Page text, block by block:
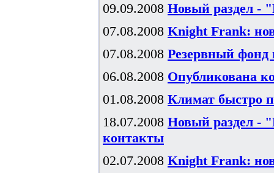
09.09.2008 Новый раздел -
07.08.2008 Knight Frank:
07.08.2008 Резервный фонд
06.08.2008 Опубликована
01.08.2008 Климат быстро
18.07.2008 Новый раздел -
контакты
02.07.2008 Knight Frank: